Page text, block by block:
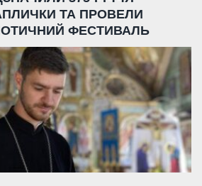
ТА ПРОВЕЛИ
ФЕСТИВАЛЬ